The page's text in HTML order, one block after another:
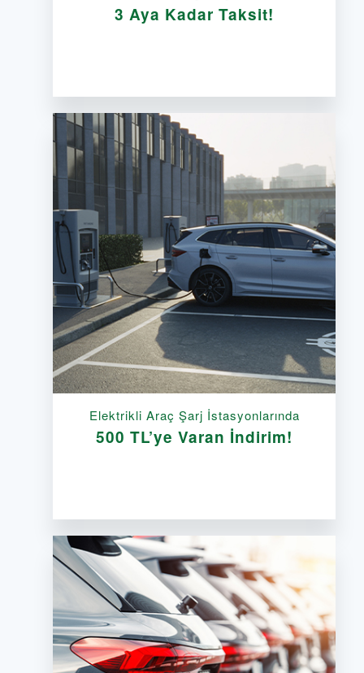
3 Aya Kadar Taksit!
Elektrikli Araç Şarj İstasyonlarında
500 TL’ye Varan İndirim!